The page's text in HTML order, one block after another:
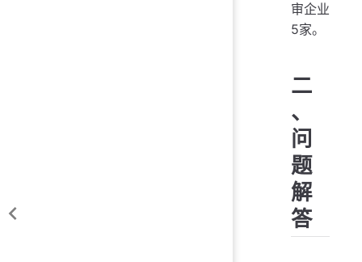
审企业
5家。
二
、
问
题
解
答